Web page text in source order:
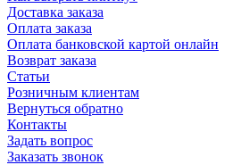
Доставка заказа
Оплата заказа
Оплата банковской картой онлайн
Возврат заказа
Статьи
Розничным клиентам
Вернуться обратно
Контакты
Задать вопрос
Заказать звонок